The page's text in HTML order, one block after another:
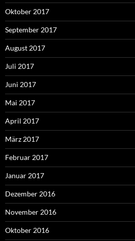
Oktober 2017
September 2017
August 2017
Juli 2017
Juni 2017
Mai 2017
April 2017
März 2017
Februar 2017
Januar 2017
Dezember 2016
November 2016
Oktober 2016